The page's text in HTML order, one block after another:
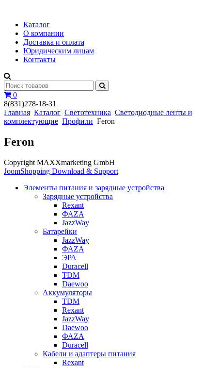
Каталог
О компании
Доставка и оплата
Юридическим лицам
Контакты
0
8(831)278-18-31
Главная Каталог Светотехника Светодиодные ленты и
комплектующие Профили Feron
Feron
Copyright MAXXmarketing GmbH
JoomShopping Download & Support
Элементы питания и зарядные устройства
Зарядные устройства
Rexant
ФАZА
JazzWay
Батарейки
JazzWay
ФАZА
ЭРА
Duracell
TDM
Daewoo
Аккумуляторы
TDM
Rexant
JazzWay
Daewoo
ФАZА
Duracell
Кабели и адаптеры питания
Rexant